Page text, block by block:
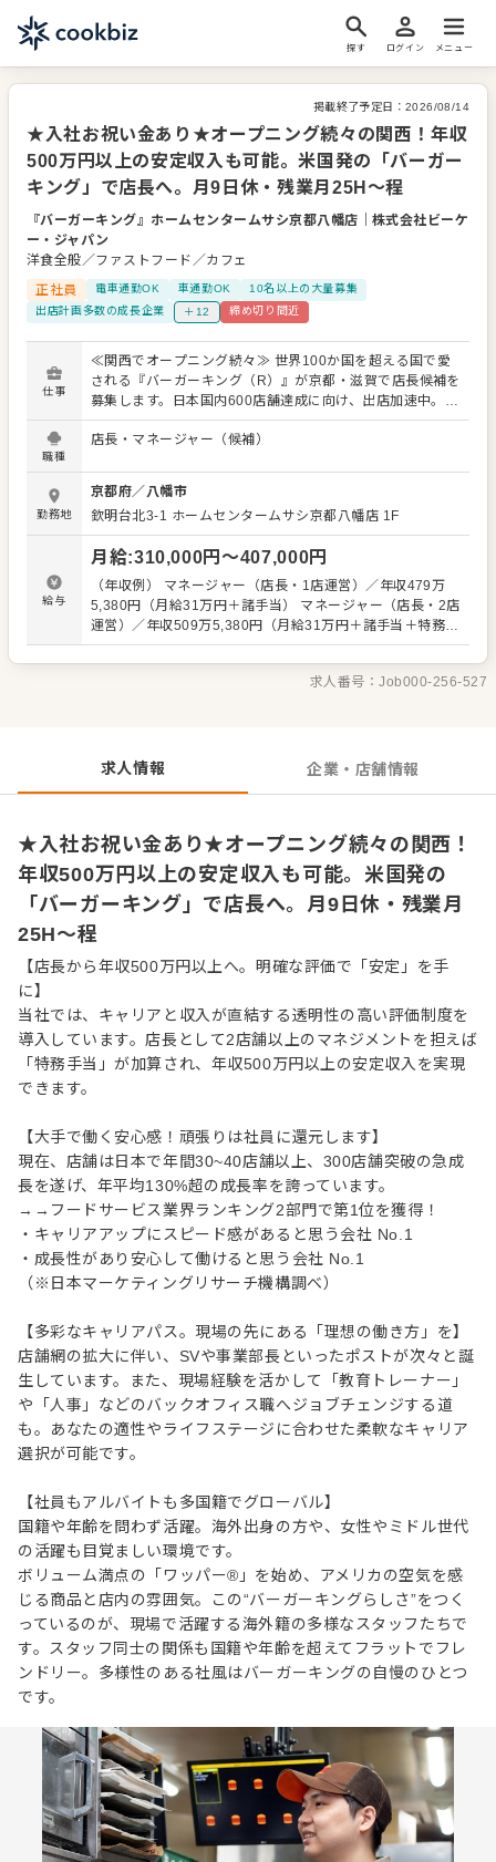
探す ログイン メニュー
掲載終了予定日： 2026/08/14
★入社お祝い金あり★オープニング続々の関西！年収
500万円以上の安定収入も可能。米国発の「バーガー
キング」で店長へ。月9日休・残業月25H～程
『バーガーキング』ホームセンタームサシ京都八幡店 ｜株式会社ビーケ
ー・ジャパン
洋食全般／ファストフード／カフェ
正社員
電車通勤OK 車通勤OK
10名以上の大量募集
出店計画多数の成長企業
＋12 締め切り間近
仕事
≪関西でオープニング続々≫ 世界100か国を超える国で愛
される『バーガーキング（R）』が京都・滋賀で店長候補を
募集します。日本国内600店舗達成に向け、出店加速中。丁
寧な研修と明確な評価・昇進・昇格制度があり、 「マネジ
メントって自信がないな…」「経験なくて大丈夫かな」 と
のにして、SVのサポートの中、業務を運営しています。 と
いうのも当社ではマニュアルをきちんと整備。 「前の店長
はこうしていた」 「SVのBさんはこう言っていた」 などが
ないよう、正しい知識がスタッフ全員に等しく伝わるよう
に努めています。安心してキャリアアップをめざせる環境
です。 またスタッフの前職も様々で、飲食業界はもちろ
ん、元劇団員という人も。 「色んな世代、前職の人がいて
面白い」 「頑張った分の評価が見えるのがいい」 「ガツガ
て、お客様に喜んでもらってこそ…というスタンスがい
職種
店長・マネージャー（候補）
勤務地
京都府／ 八幡市
欽明台北3-1 ホームセンタームサシ京都八幡店 1F
給与
月給:310,000円〜407,000円
（年収例） マネージャー（店長・1店運営）／年収479万
5,380円（月給31万円＋諸手当） マネージャー（店長・2店
運営）／年収509万5,380円（月給31万円＋諸手当＋特務手
当） シニアマネージャー（1店運営）／年収541万4,040円
（月給35万円＋諸手当） シニアマネージャー（2店運営）
／年収571万4,040円（月給35万円＋諸手当＋特務手当）
し） ※固定残業代30時間分（55,230円～）を含む。超過分
求人番号：Job000-256-527
求人情報 企業・店舗情報
★入社お祝い金あり★オープニング続々の関西！
年収500万円以上の安定収入も可能。米国発の
「バーガーキング」で店長へ。月9日休・残業月
25H～程
【店長から年収500万円以上へ。明確な評価で「安定」を手
に】
当社では、キャリアと収入が直結する透明性の高い評価制度を
導入しています。店長として2店舗以上のマネジメントを担えば
「特務手当」が加算され、年収500万円以上の安定収入を実現
できます。
【大手で働く安心感！頑張りは社員に還元します】
現在、店舗は日本で年間30~40店舗以上、300店舗突破の急成
⻑を遂げ、年平均130%超の成⻑率を誇っています。
→→フードサービス業界ランキング2部門で第1位を獲得！
・キャリアアップにスピード感があると思う会社 No.1
・成長性があり安心して働けると思う会社 No.1
（※日本マーケティングリサーチ機構調べ）
【多彩なキャリアパス。現場の先にある「理想の働き方」を】
店舗網の拡大に伴い、SVや事業部長といったポストが次々と誕
生しています。また、現場経験を活かして「教育トレーナー」
や「人事」などのバックオフィス職へジョブチェンジする道
も。あなたの適性やライフステージに合わせた柔軟なキャリア
選択が可能です。
【社員もアルバイトも多国籍でグローバル】
国籍や年齢を問わず活躍。海外出身の方や、女性やミドル世代
の活躍も目覚ましい環境です。
ボリューム満点の「ワッパー®」を始め、アメリカの空気を感
じる商品と店内の雰囲気。この“バーガーキングらしさ”をつく
っているのが、現場で活躍する海外籍の多様なスタッフたちで
す。スタッフ同士の関係も国籍や年齢を超えてフラットでフレ
ンドリー。多様性のある社風はバーガーキングの自慢のひとつ
です。